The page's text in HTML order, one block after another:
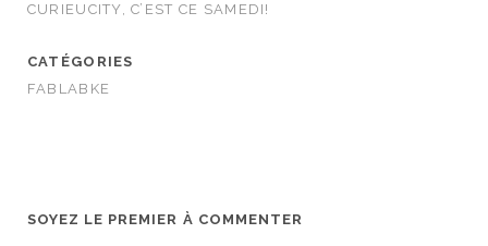
CURIEUCITY, C’EST CE SAMEDI!
CATÉGORIES
FABLABKE
SOYEZ LE PREMIER À COMMENTER